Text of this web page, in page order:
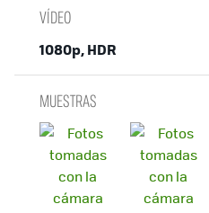
VÍDEO
1080p, HDR
MUESTRAS